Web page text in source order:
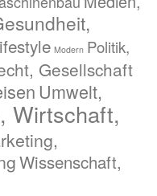
Modern Politik,
Gesellschaft
Umwelt,
Wirtschaft,
Wissenschaft,